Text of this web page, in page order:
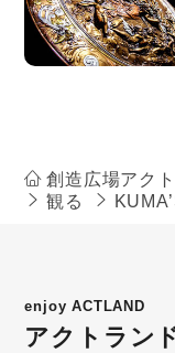
創造広場アク
観る
enjoy ACTLAND
アクトラン